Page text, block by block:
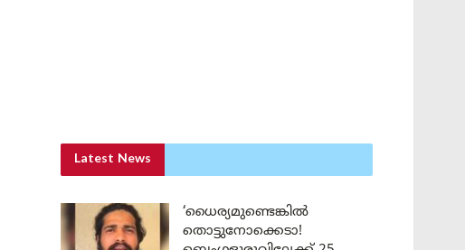
Latest News
‘ധൈര്യമുണ്ടെങ്കിൽ
തൊട്ടുനോക്കെടാ!